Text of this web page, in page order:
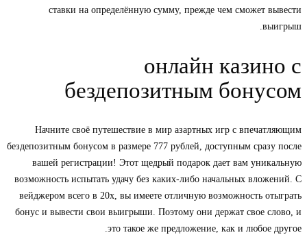
ставки на определённую сумму, прежде чем сможет вывести
выигрыш.
онлайн казино с
бездепозитным бонусом
Начните своё путешествие в мир азартных игр с впечатляющим
бездепозитным бонусом в размере 777 рублей, доступным сразу после
вашей регистрации! Этот щедрый подарок дает вам уникальную
возможность испытать удачу без каких-либо начальных вложений. С
вейджером всего в 20х, вы имеете отличную возможность отыграть
бонус и вывести свои выигрыши. Поэтому они держат свое слово, и
это такое же предложение, как и любое другое.